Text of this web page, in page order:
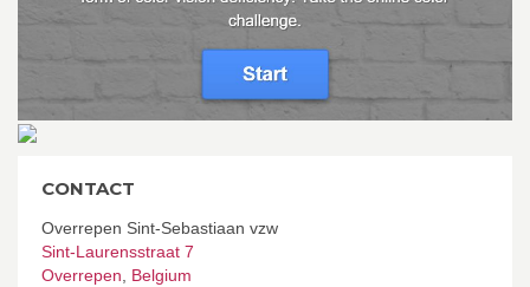
CONTACT
Overrepen Sint-Sebastiaan vzw
Sint-Laurensstraat 7
Overrepen
Belgium